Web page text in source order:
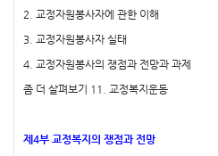
2. 교정자원봉사자에 관한 이해
3. 교정자원봉사자 실태
4. 교정자원봉사의 쟁점과 전망과 과제
좀 더 살펴보기 11. 교정복지운동
제4부 교정복지의 쟁점과 전망